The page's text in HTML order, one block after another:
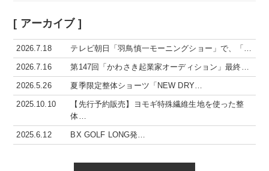
[ アーカイブ ]
2026.7.18 テレビ朝日「羽鳥慎一モーニングショー」で、「…
2026.7.16 第147回「かわさき起業家オーディション」最終…
2026.5.26 夏季限定整体ショーツ「NEW DRY…
2025.10.10
【先行予約販売】ヨモギ特殊繊維生地を使った整
体…
2025.6.12 BX GOLF LONG発…